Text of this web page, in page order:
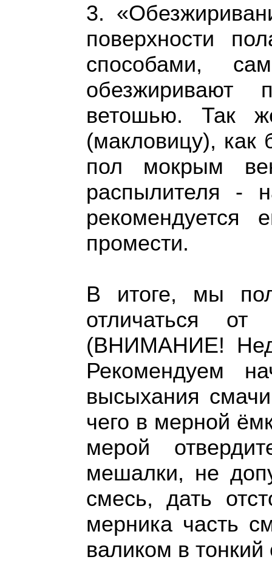
3.
поверхности
способами,
обезжиривают
ветошью. Так
(макловицу), как
пол мокрым
распылителя -
промести.
В итоге, мы
отличаться
(ВНИМАНИЕ!
Рекомендуем
высыхания
чего в мерной
мерой
мешалки, не
смесь, дать
мерника часть
валиком в